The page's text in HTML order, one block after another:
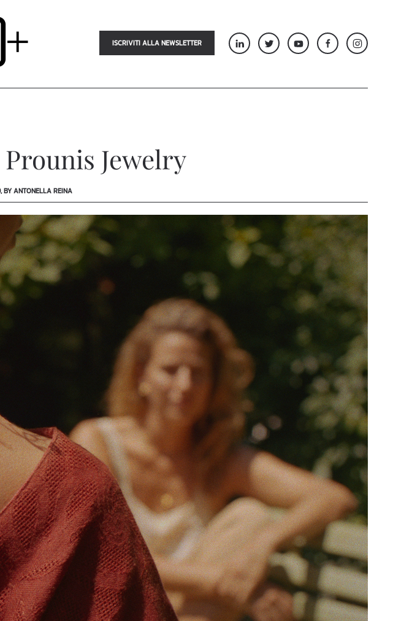
ISCRIVITI ALLA NEWSLETTER
Jewelry
BY ANTONELLA REINA